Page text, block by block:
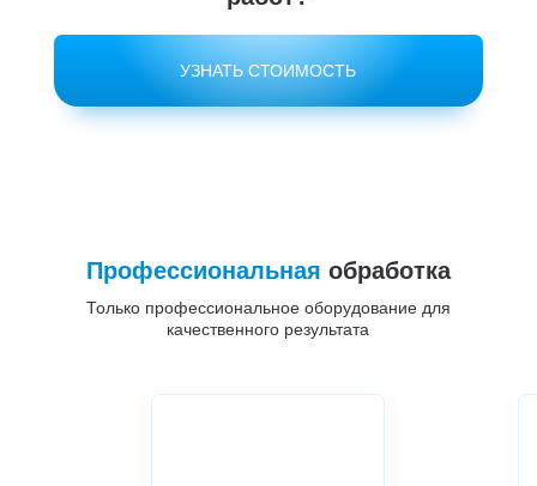
УЗНАТЬ СТОИМОСТЬ
Профессиональная обработка
Только профессиональное оборудование для
качественного результата